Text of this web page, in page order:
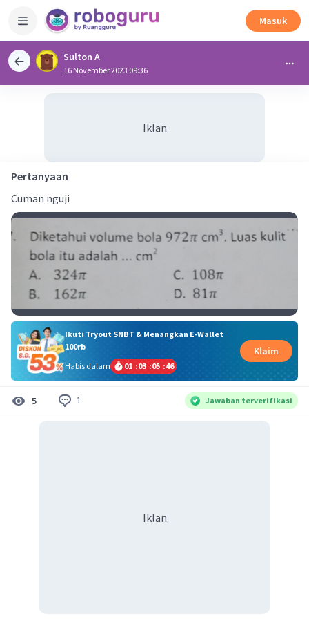
Masuk
Sulton A
16 November 2023 09:36
Iklan
Pertanyaan
Cuman nguji
Ikuti Tryout SNBT & Menangkan E-Wallet
100rb
Habis dalam
01 :03 :05 :45
Klaim
5 1 Jawaban terverifikasi
Iklan